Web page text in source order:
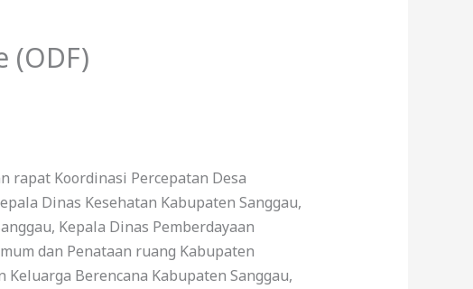
(ODF)
rapat Koordinasi Percepatan Desa
Dinas Kesehatan Kabupaten Sanggau,
Kepala Dinas Pemberdayaan
dan Penataan ruang Kabupaten
Berencana Kabupaten Sanggau,